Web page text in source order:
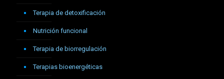
Terapia de detoxificación
Nutrición funcional
Terapia de biorregulación
Terapias bioenergéticas